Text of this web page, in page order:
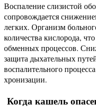
Воспаление слизистой
сопровождается
легких. Организм
количества кислорода,
обменных процессов.
защита дыхательных
воспалительного
хронизации.
Когда кашель